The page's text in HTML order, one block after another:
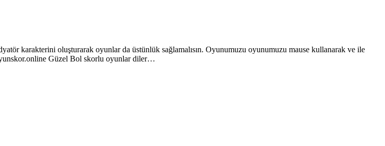
karakterini oluşturarak oyunlar da üstünlük sağlamalısın. Oyunumuzu oyunumuzu mause kullanarak ve ile
Güzel Bol skorlu oyunlar diler…